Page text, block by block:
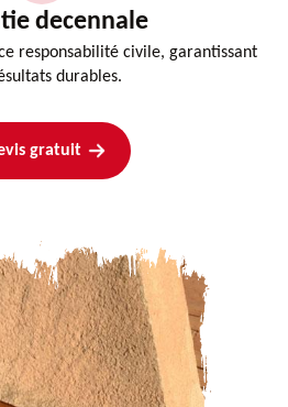
decennale
responsabilité civile, garantissant
durables.
gratuit